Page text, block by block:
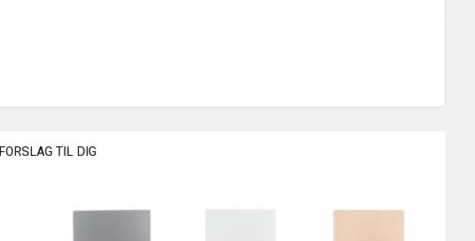
FORSLAG TIL DIG